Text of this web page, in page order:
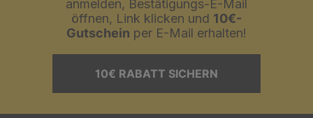
anmelden, Bestätigungs-E-Mail
öffnen, Link klicken und 10€-
Gutschein per E-Mail erhalten!
10€ RABATT SICHERN